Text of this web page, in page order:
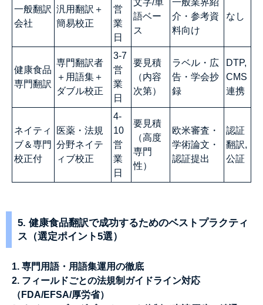
一般翻訳
会社
汎用翻訳＋
簡易校正
営
業
日
文字/単
語ベー
ス
一般業界紹
介・参考資
料向け
なし
健康食品
専門翻訳
専門翻訳者
＋用語集＋
ダブル校正
3-7
営
業
日
要見積
（内容
次第）
ラベル・広
告・学会抄
録
DTP,
CMS
連携
ネイティ
ブ＆専門
校正付
医薬・法規
分野ネイテ
ィブ校正
4-
10
営
業
日
要見積
（高度
専門
性）
欧米審査・
学術論文・
認証提出
認証
翻訳,
公証
5. 健康食品翻訳で成功するためのベストプラクティ
ス（選定ポイント5選）
1. 専門用語・用語集運用の徹底
2. フィールドごとの法規制ガイドライン対応
（FDA/EFSA/厚労省）